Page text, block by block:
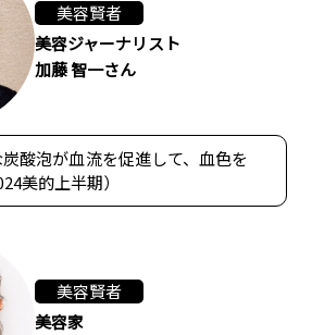
美容賢者
美容ジャーナリスト
加藤 智一さん
酸泡が血流を促進して、血色を
美的上半期）
美容賢者
美容家